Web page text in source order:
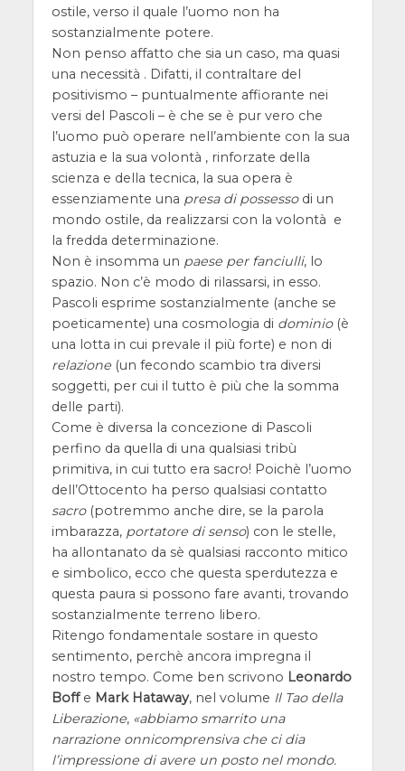
ostile, verso il quale l’uomo non ha
sostanzialmente potere.
Non penso affatto che sia un caso, ma quasi
una necessità . Difatti, il contraltare del
positivismo – puntualmente affiorante nei
versi del Pascoli – è che se è pur vero che
l’uomo può operare nell’ambiente con la sua
astuzia e la sua volontà , rinforzate della
scienza e della tecnica, la sua opera è
essenziamente una presa di possessodi un
mondo ostile, da realizzarsi con la volontà e
la fredda determinazione.
Non è insomma un paese per fanciulli, lo
spazio. Non c’è modo di rilassarsi, in esso.
Pascoli esprime sostanzialmente (anche se
poeticamente) una cosmologia di dominio(è
una lotta in cui prevale il più forte) e non di
relazione(un fecondo scambio tra diversi
soggetti, per cui il tutto è più che la somma
delle parti).
Come è diversa la concezione di Pascoli
perfino da quella di una qualsiasi tribù
primitiva, in cui tutto era sacro! Poichè l’uomo
dell’Ottocento ha perso qualsiasi contatto
sacro(potremmo anche dire, se la parola
imbarazza, portatore di senso) con le stelle,
ha allontanato da sè qualsiasi racconto mitico
e simbolico, ecco che questa sperdutezza e
questa paura si possono fare avanti, trovando
sostanzialmente terreno libero.
Ritengo fondamentale sostare in questo
sentimento, perchè ancora impregna il
nostro tempo. Come ben scrivono Leonardo
Boffe Mark Hataway, nel volume Il Tao della
Liberazione, abbiamo smarrito una
narrazione onnicomprensiva che ci dia
l’impressione di avere un posto nel mondo.